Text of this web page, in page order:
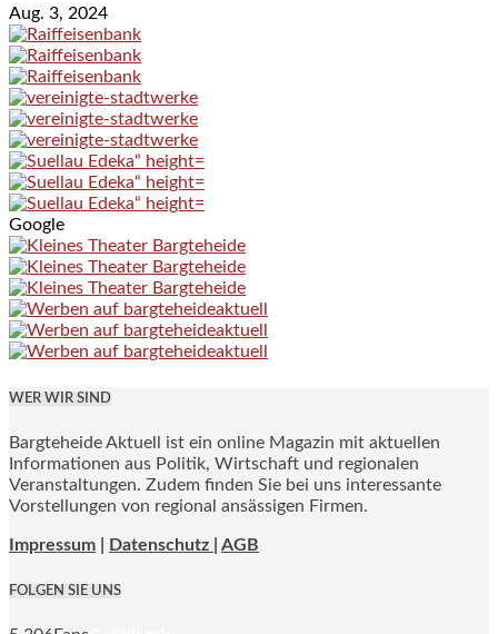
Aug. 3, 2024
Google
WER WIR SIND
Bargteheide Aktuell ist ein online Magazin mit aktuellen
Informationen aus Politik, Wirtschaft und regionalen
Veranstaltungen. Zudem finden Sie bei uns interessante
Vorstellungen von regional ansässigen Firmen.
Impressum Datenschutz | AGB
FOLGEN SIE UNS